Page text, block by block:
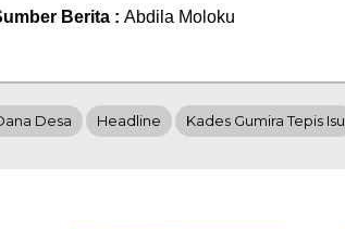
Berita : Abdila Moloku
Desa Headline Kades Gumira Tepis Isu